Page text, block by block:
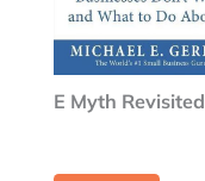
E Myth Revisited